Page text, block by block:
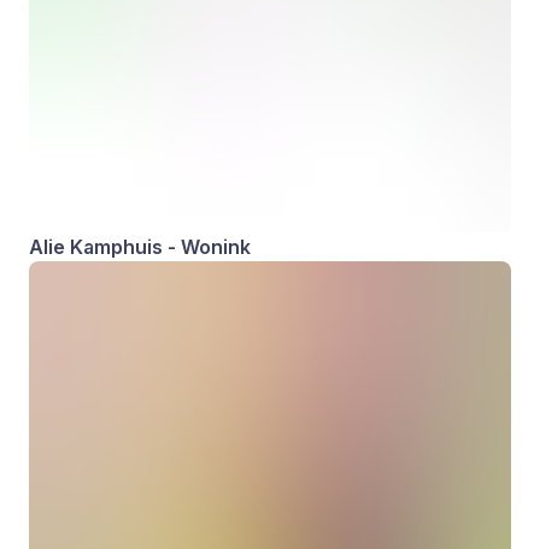
Alie Kamphuis - Wonink